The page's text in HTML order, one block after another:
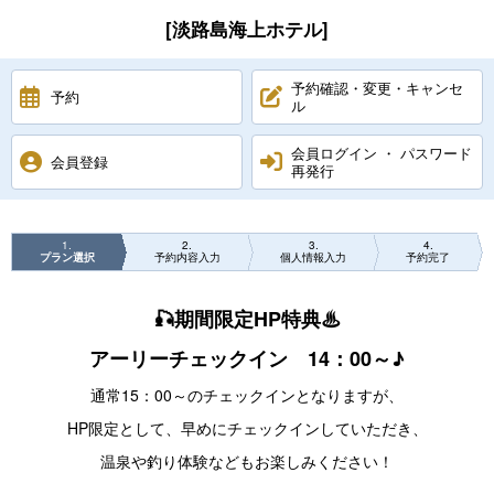
[淡路島海上ホテル]
予約
予約確認・変更・キャンセ
ル
会員登録
会員ログイン ・ パスワード
再発行
1
プラン選択
2
予約内容入力
3
個人情報入力
4
予約完了
🎣期間限定HP特典♨
アーリーチェックイン 14：00～♪
通常15：00～のチェックインとなりますが、
HP限定として、早めにチェックインしていただき、
温泉や釣り体験などもお楽しみください！